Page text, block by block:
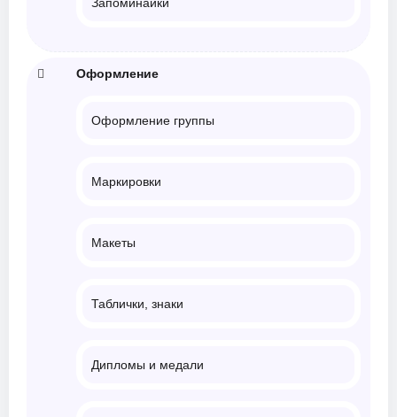
Оформление
Оформление группы
Маркировки
Макеты
Таблички, знаки
Дипломы и медали